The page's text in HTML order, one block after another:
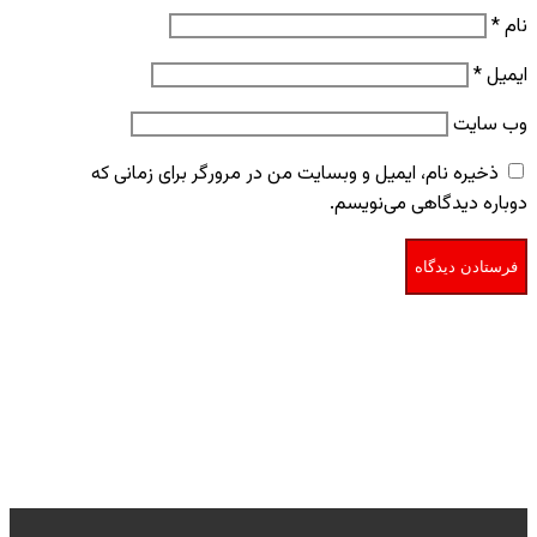
نام*
ایمیل*
وب‌ سایت
ذخیره نام، ایمیل و وبسایت من در مرورگر برای زمانی که
دوباره دیدگاهی می‌نویسم.